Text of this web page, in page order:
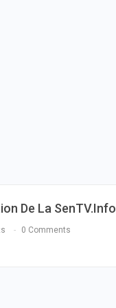
De La SenTV.info
0 Comments